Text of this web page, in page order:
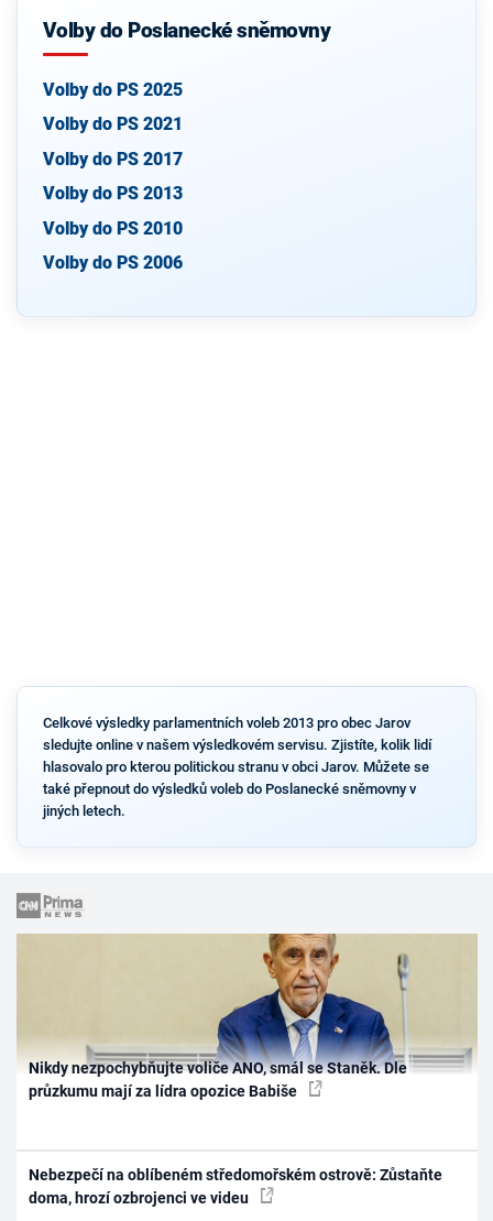
Volby do Poslanecké sněmovny
Volby do PS 2025
Volby do PS 2021
Volby do PS 2017
Volby do PS 2013
Volby do PS 2010
Volby do PS 2006
Celkové výsledky parlamentních voleb 2013 pro obec Jarov
sledujte online v našem výsledkovém servisu. Zjistíte, kolik lidí
hlasovalo pro kterou politickou stranu v obci Jarov. Můžete se
také přepnout do výsledků voleb do Poslanecké sněmovny v
jiných letech.
Nikdy nezpochybňujte voliče ANO, smál se Staněk. Dle
průzkumu mají za lídra opozice Babiše
Nebezpečí na oblíbeném středomořském ostrově: Zůstaňte
doma, hrozí ozbrojenci ve videu